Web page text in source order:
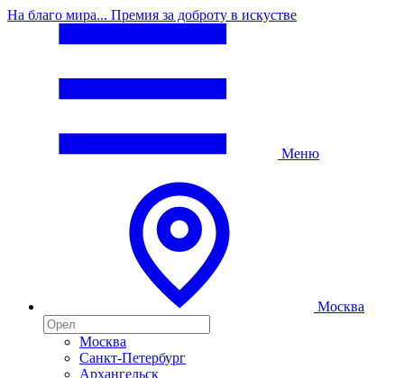
На благо мира... Премия за доброту в искустве
Меню
Москва
Москва
Санкт-Петербург
Архангельск